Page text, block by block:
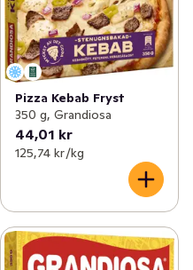
Pizza Kebab Fryst
350 g, Grandiosa
44,01 kr
125,74 kr /kg